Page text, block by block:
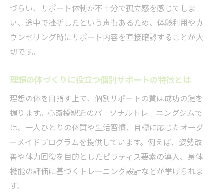
づらい、サポート体制が不十分で孤立感を感じてしま
い、途中で挫折したという声もあるため、体験利用やカ
ウンセリング時にサポート内容を直接確認することが大
切です。
理想の体づくりに役立つ個別サポートの特徴とは
理想の体を目指す上で、個別サポートの質は成功の鍵を
握ります。心斎橋駅近のパーソナルトレーニングジムで
は、一人ひとりの体質や生活習慣、目標に応じたオーダ
ーメイドプログラムを提供しています。例えば、姿勢改
善や体力回復を目的としたピラティス要素の導入、身体
機能の評価に基づくトレーニング設計などが挙げられま
す。